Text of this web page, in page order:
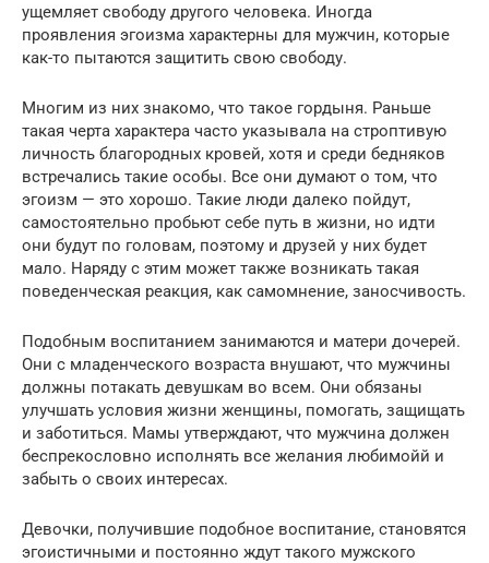
ущемляет свободу другого человека. Иногда
проявления эгоизма характерны для мужчин, которые
как-то пытаются защитить свою свободу.
Многим из них знакомо, что такое гордыня. Раньше
такая черта характера часто указывала на строптивую
личность благородных кровей, хотя и среди бедняков
встречались такие особы. Все они думают о том, что
эгоизм — это хорошо. Такие люди далеко пойдут,
самостоятельно пробьют себе путь в жизни, но идти
они будут по головам, поэтому и друзей у них будет
мало. Наряду с этим может также возникать такая
поведенческая реакция, как самомнение, заносчивость.
Подобным воспитанием занимаются и матери дочерей.
Они с младенческого возраста внушают, что мужчины
должны потакать девушкам во всем. Они обязаны
улучшать условия жизни женщины, помогать, защищать
и заботиться. Мамы утверждают, что мужчина должен
беспрекословно исполнять все желания любимойй и
забыть о своих интересах.
Девочки, получившие подобное воспитание, становятся
эгоистичными и постоянно ждут такого мужского